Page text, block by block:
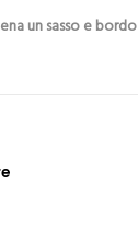
un sasso e bordo